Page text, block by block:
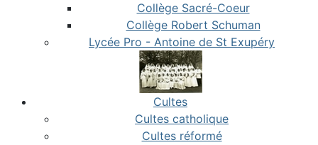
Collège Sacré-Coeur
Collège Robert Schuman
Lycée Pro - Antoine de St Exupéry
Cultes
Cultes catholique
Cultes réformé